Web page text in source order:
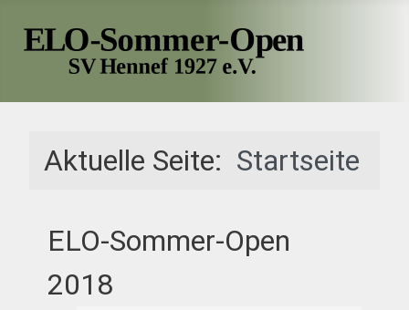
Aktuelle Seite: Startseite
ELO-Sommer-Open
2018